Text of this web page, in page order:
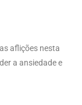
aflições nesta
a ansiedade e